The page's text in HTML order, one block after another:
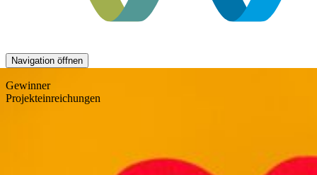
Navigation öffnen
Gewinner
Projekteinreichungen